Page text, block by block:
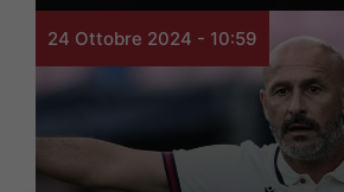
24 Ottobre 2024 - 10:59